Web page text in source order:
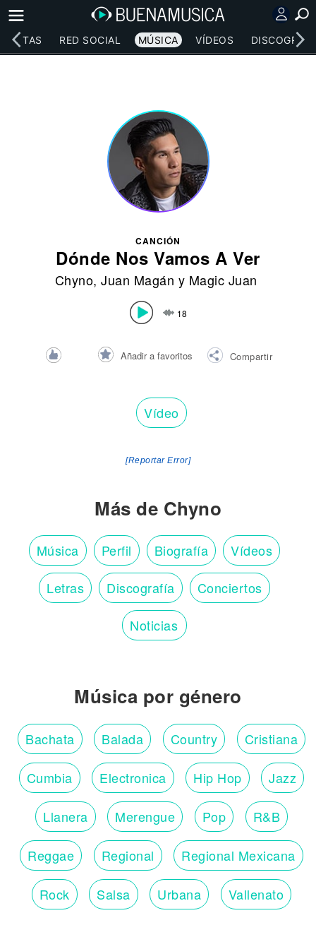
RED SOCIAL MÚSICA VÍDEOS
CANCIÓN
Dónde Nos Vamos A Ver
Chyno,Juan Magán y Magic Juan
18
Añadir a favoritos Compartir
Vídeo
[Reportar Error]
Más de Chyno
Música Perfil Biografía Vídeos
Letras Discografía Conciertos
Noticias
Música por género
Bachata Balada Country Cristiana
Cumbia Electronica Hip Hop Jazz
Llanera Merengue Pop R&B
Reggae Regional Regional Mexicana
Rock Salsa Urbana Vallenato